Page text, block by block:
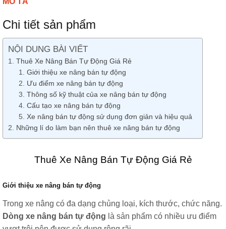
Chi tiết sản phẩm
NỘI DUNG BÀI VIẾT
Thuê Xe Nâng Bán Tự Động Giá Rẻ
Giới thiệu xe nâng bán tự động
Ưu điểm xe nâng bán tự động
Thông số kỹ thuật của xe nâng bán tự động
Cấu tạo xe nâng bán tự động
Xe nâng bán tự động sử dụng đơn giản và hiệu quả
Những lí do làm bạn nên thuê xe nâng bán tự động
Thuê Xe Nâng Bán Tự Động Giá Rẻ
Giới thiệu xe nâng bán tự động
Trong xe nâng có đa dạng chủng loại, kích thước, chức năng.
Dòng xe nâng bán tự động là sản phẩm có nhiều ưu điểm